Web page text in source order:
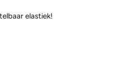
elastiek!